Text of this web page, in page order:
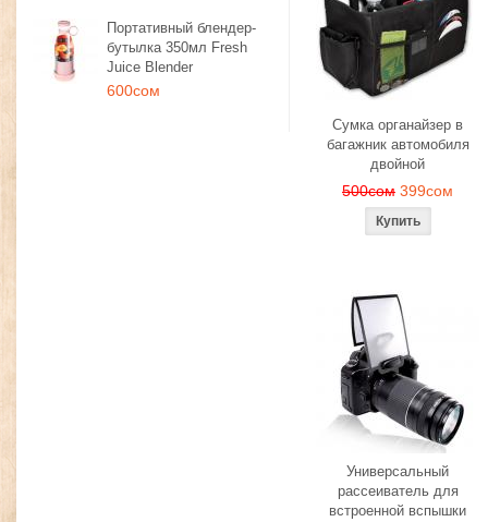
Портативный блендер-
бутылка 350мл Fresh
Juice Blender
600сом
Сумка органайзер в
багажник автомобиля
двойной
500сом 399сом
Универсальный
рассеиватель для
встроенной вспышки